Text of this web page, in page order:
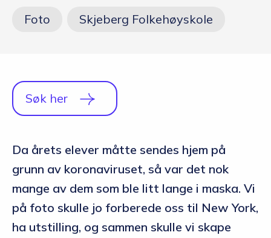
Foto Skjeberg Folkehøyskole
Søk her
Da årets elever måtte sendes hjem på
grunn av koronaviruset, så var det nok
mange av dem som ble litt lange i maska. Vi
på foto skulle jo forberede oss til New York,
ha utstilling, og sammen skulle vi skape